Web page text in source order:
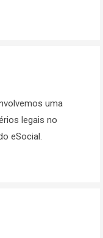
uma
legais no
eSocial.